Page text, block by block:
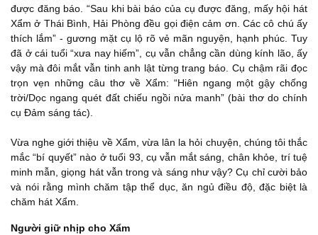
được đăng báo. “Sau khi bài báo của cụ được đăng, mấy hội hát
Xẩm ở Thái Bình, Hải Phòng đều gọi điện cảm ơn. Các cô chú ấy
thích lắm” - gương mặt cụ lộ rõ vẻ mãn nguyện, hạnh phúc. Tuy
đã ở cái tuổi “xưa nay hiếm”, cụ vẫn chẳng cần dùng kính lão, ấy
vậy mà đôi mắt vẫn tinh anh lật từng trang báo. Cụ chậm rãi đọc
trọn vẹn những câu thơ về Xẩm: “Hiên ngang một gậy chống
trời/Dọc ngang quét đất chiếu ngồi nửa manh” (bài thơ do chính
cụ Đảm sáng tác).
Vừa nghe giới thiệu về Xẩm, vừa lân la hỏi chuyện, chúng tôi thắc
mắc “bí quyết” nào ở tuổi 93, cụ vẫn mắt sáng, chân khỏe, trí tuệ
minh mẫn, giọng hát vẫn trong và sáng như vậy? Cụ chỉ cười bảo
và nói rằng mình chăm tập thể dục, ăn ngủ điều độ, đặc biệt là
chăm hát Xẩm.
Người giữ nhịp cho Xẩm